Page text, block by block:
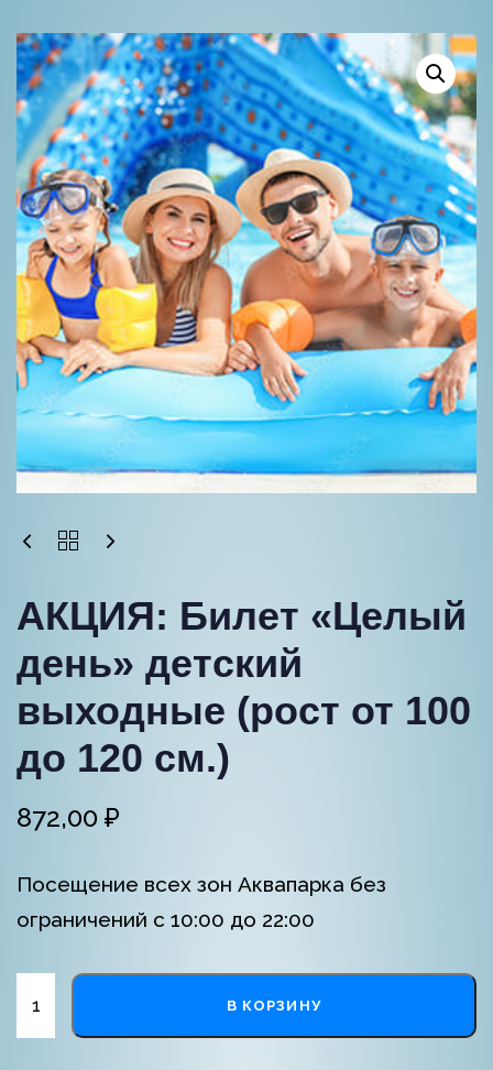
АКЦИЯ: Билет «Целый
день» детский
выходные (рост от 100
до 120 см.)
872,00 ₽
Посещение всех зон Аквапарка без
ограничений с 10:00 до 22:00
В КОРЗИНУ